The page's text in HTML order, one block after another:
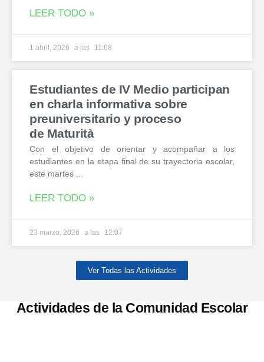
LEER TODO »
1 abril, 2026 11:08
Estudiantes de IV Medio participan
en charla informativa sobre
preuniversitario y proceso
de Maturità
Con el objetivo de orientar y acompañar a los
estudiantes en la etapa final de su trayectoria escolar,
este martes
LEER TODO »
23 marzo, 2026 12:07
Ver Todas las Actividades
Actividades de la Comunidad Escolar